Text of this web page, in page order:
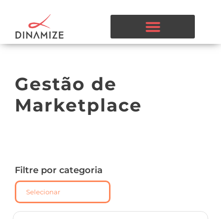
Gestão de
Marketplace
Filtre por categoria
Selecionar